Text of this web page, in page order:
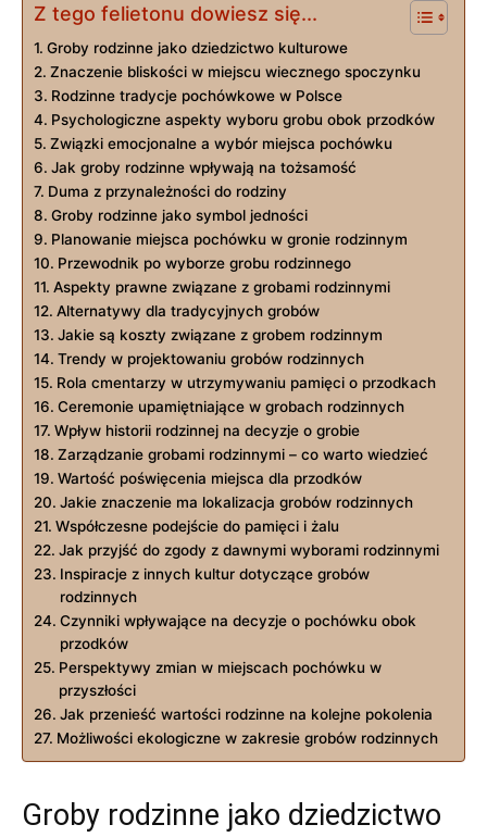
Z tego felietonu dowiesz się...
Groby rodzinne jako dziedzictwo kulturowe
Znaczenie bliskości w miejscu wiecznego spoczynku
Rodzinne tradycje pochówkowe w Polsce
Psychologiczne aspekty wyboru grobu obok przodków
Związki emocjonalne a wybór miejsca pochówku
Jak groby rodzinne wpływają na tożsamość
Duma z przynależności do rodziny
Groby rodzinne jako symbol jedności
Planowanie miejsca pochówku w gronie rodzinnym
Przewodnik po wyborze grobu rodzinnego
Aspekty prawne związane z grobami rodzinnymi
Alternatywy dla tradycyjnych grobów
Jakie są koszty związane z grobem rodzinnym
Trendy w projektowaniu grobów rodzinnych
Rola cmentarzy w utrzymywaniu pamięci o przodkach
Ceremonie upamiętniające w grobach rodzinnych
Wpływ historii rodzinnej na decyzje o grobie
Zarządzanie grobami rodzinnymi – co warto wiedzieć
Wartość poświęcenia miejsca dla przodków
Jakie znaczenie ma lokalizacja grobów rodzinnych
Współczesne podejście do pamięci i żalu
Jak przyjść do zgody z dawnymi wyborami rodzinnymi
Inspiracje z innych kultur dotyczące grobów
rodzinnych
Czynniki wpływające na decyzje o pochówku obok
przodków
Perspektywy zmian w miejscach pochówku w
przyszłości
Jak przenieść wartości rodzinne na kolejne pokolenia
Możliwości ekologiczne w zakresie grobów rodzinnych
Groby rodzinne jako dziedzictwo